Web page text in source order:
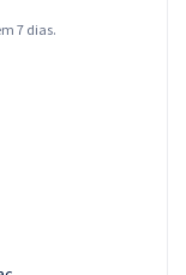
7 dias.